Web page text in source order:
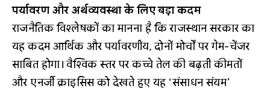
पर्यावरण और अर्थव्यवस्था के लिए बड़ा कदम
राजनैतिक विश्लेषकों का मानना है कि राजस्थान सरकार का
यह कदम आर्थिक और पर्यावरणीय, दोनों मोर्चों पर गेम-चेंजर
साबित होगा। वैश्विक स्तर पर कच्चे तेल की बढ़ती कीमतों
और एनर्जी क्राइसिस को देखते हुए यह ‘संसाधन संयम’